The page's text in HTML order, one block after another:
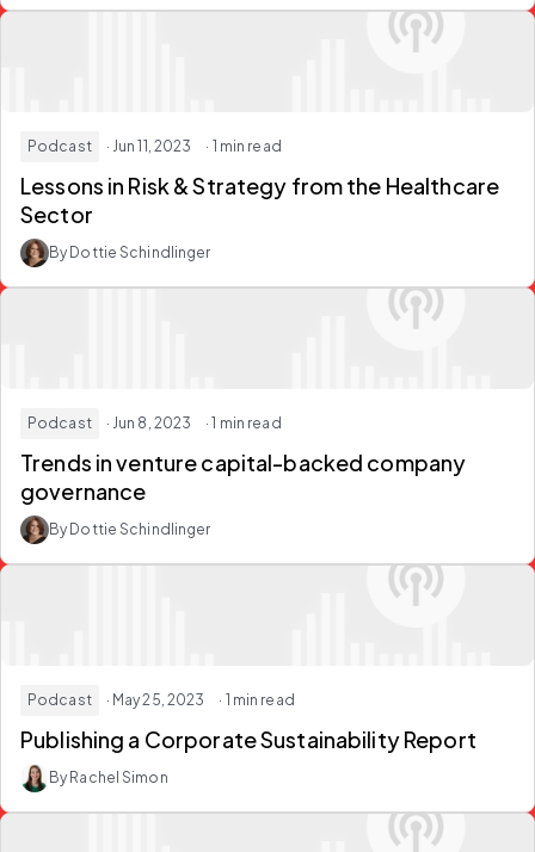
Podcast · Jun 11, 2023 · 1 min read
Lessons in Risk & Strategy from the Healthcare
Sector
By Dottie Schindlinger
Podcast · Jun 8, 2023 · 1 min read
Trends in venture capital-backed company
governance
By Dottie Schindlinger
Podcast · May 25, 2023 · 1 min read
Publishing a Corporate Sustainability Report
By Rachel Simon